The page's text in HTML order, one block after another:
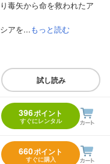
毒矢から命を救われたア
アを...もっと読む
試し読み
396ポイント
すぐにレンタル
660ポイント
すぐに購入